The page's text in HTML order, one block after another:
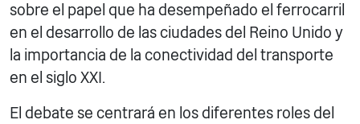
sobre el papel que ha desempeñado el ferrocarril
en el desarrollo de las ciudades del Reino Unido y
la importancia de la conectividad del transporte
en el siglo XXI.
El debate se centrará en los diferentes roles del